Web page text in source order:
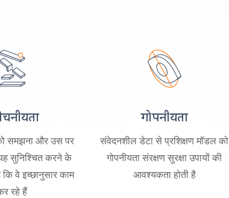
समझना और उस पर
सुनिश्चित करने के
कि वे इच्छानुसार काम
रहे हैं
गोपनीयता
संवेदनशील डेटा से प्रशिक्षण मॉडल को
गोपनीयता संरक्षण सुरक्षा उपायों की
आवश्यकता होती है